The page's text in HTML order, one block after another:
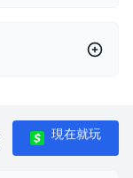
現在就玩